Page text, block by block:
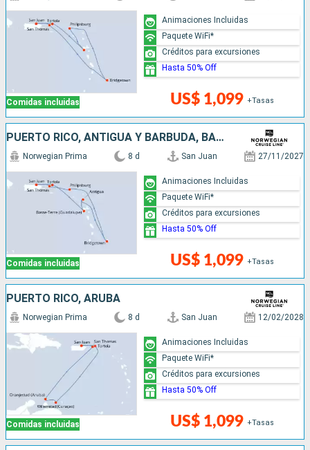
Comidas incluidas US$ 1,099 +Tasas
Animaciones Incluidas
Paquete WiFi*
Créditos para excursiones
Hasta 50% Off
PUERTO RICO, ANTIGUA Y BARBUDA, BARBADOS, SAN MARTÍN
Comidas incluidas
Norwegian Prima 8 d San Juan 27/11/2027
US$ 1,099 +Tasas
Animaciones Incluidas
Paquete WiFi*
Créditos para excursiones
Hasta 50% Off
PUERTO RICO, ARUBA
Comidas incluidas
Norwegian Prima 8 d San Juan 12/02/2028
US$ 1,099 +Tasas
Animaciones Incluidas
Paquete WiFi*
Créditos para excursiones
Hasta 50% Off